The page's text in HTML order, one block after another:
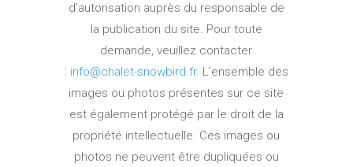
d’autorisation auprès du responsable de
la publication du site. Pour toute
demande, veuillez contacter
: info@chalet-snowbird.fr. L’ensemble des
images ou photos présentes sur ce site
est également protégé par le droit de la
propriété intellectuelle. Ces images ou
photos ne peuvent être dupliquées ou